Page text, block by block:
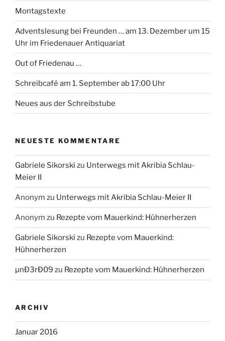
Montagstexte
Adventslesung bei Freunden … am 13. Dezember um 15
Uhr im Friedenauer Antiquariat
Out of Friedenau …
Schreibcafé am 1. September ab 17:00 Uhr
Neues aus der Schreibstube
NEUESTE KOMMENTARE
Gabriele Sikorski zu Unterwegs mit Akribia Schlau-
Meier II
Anonym zu Unterwegs mit Akribia Schlau-Meier II
Anonym zu Rezepte vom Mauerkind: Hühnerherzen
Gabriele Sikorski zu Rezepte vom Mauerkind:
Hühnerherzen
µnÐ3rÐ09 zu Rezepte vom Mauerkind: Hühnerherzen
ARCHIV
Januar 2016